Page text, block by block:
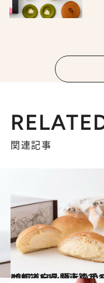
関連記事
2017.11.17
47都道府県 極上の手みやげリスト ～関東
グルメ